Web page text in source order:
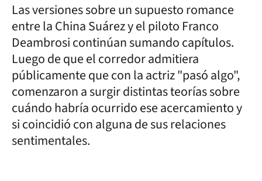
Las versiones sobre un supuesto romance
entre la China Suárez y el piloto Franco
Deambrosi continúan sumando capítulos.
Luego de que el corredor admitiera
públicamente que con la actriz "pasó algo",
comenzaron a surgir distintas teorías sobre
cuándo habría ocurrido ese acercamiento y
si coincidió con alguna de sus relaciones
sentimentales.